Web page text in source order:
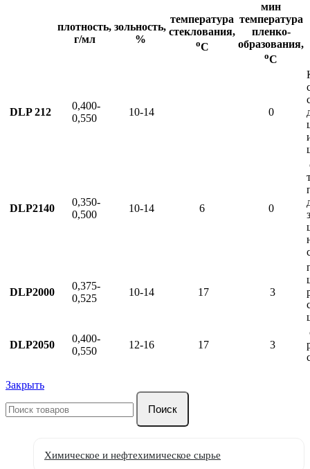
плотность,
г/мл
зольность,
%
температура
стеклования,
оС
мин
температура
пленко-
образования,
оС
DLP 212
0,400-
0,550
10-14 0
DLP2140
0,350-
0,500
10-14 6 0
DLP2000
0,375-
0,525
10-14 17 3
DLP2050
0,400-
0,550
12-16 17 3
Закрыть
Поиск
Химическое и нефтехимическое сырье